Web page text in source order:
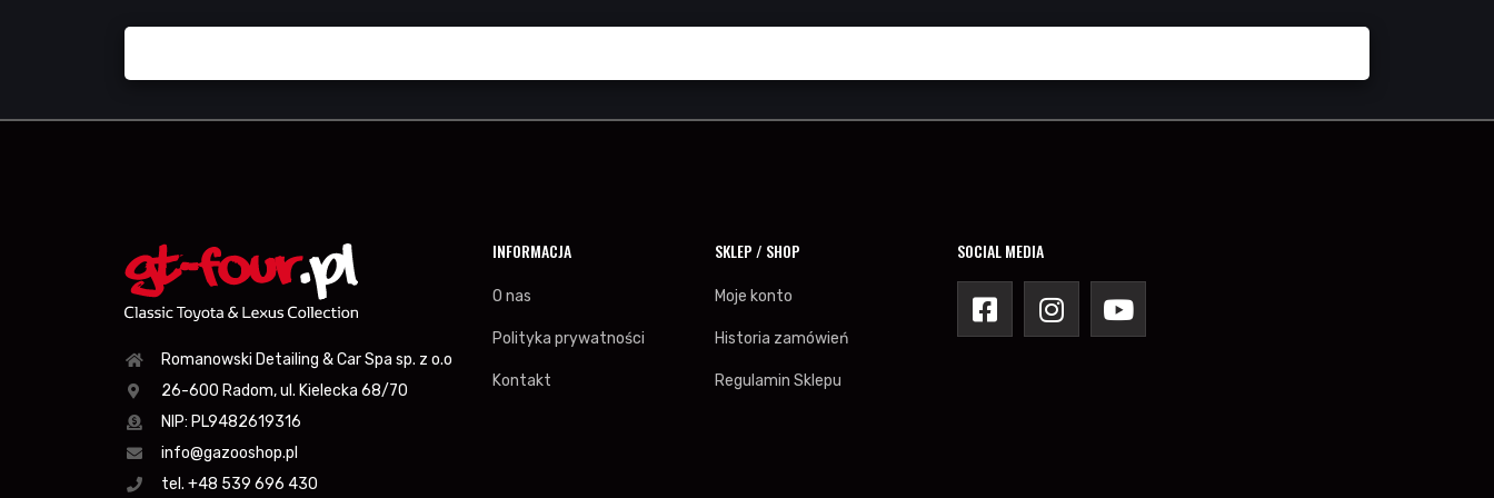
Romanowski Detailing & Car Spa sp. z o.o
26-600 Radom, ul. Kielecka 68/70
NIP: PL9482619316
info@gazooshop.pl
tel. +48 539 696 430
INFORMACJA
O nas
Polityka prywatności
Kontakt
SKLEP / SHOP
Moje konto
Historia zamówień
Regulamin Sklepu
SOCIAL MEDIA